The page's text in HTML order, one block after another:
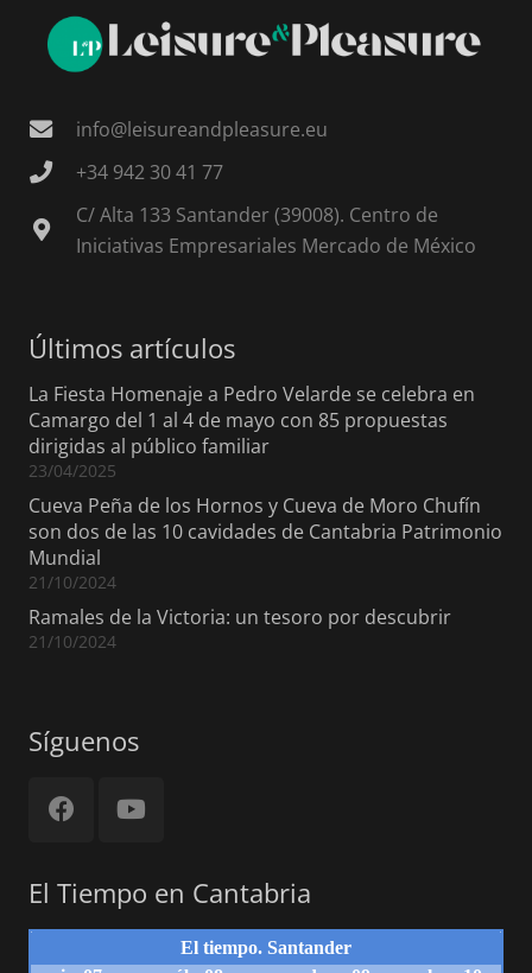
info@leisureandpleasure.eu
+34 942 30 41 77
C/ Alta 133 Santander (39008). Centro de
Iniciativas Empresariales Mercado de México
Últimos artículos
La Fiesta Homenaje a Pedro Velarde se celebra en
Camargo del 1 al 4 de mayo con 85 propuestas
dirigidas al público familiar
23/04/2025
Cueva Peña de los Hornos y Cueva de Moro Chufín
son dos de las 10 cavidades de Cantabria Patrimonio
Mundial
21/10/2024
Ramales de la Victoria: un tesoro por descubrir
21/10/2024
Síguenos
El Tiempo en Cantabria